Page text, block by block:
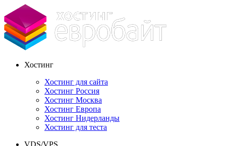
Хостинг
Хостинг для сайта
Хостинг Россия
Хостинг Москва
Хостинг Европа
Хостинг Нидерланды
Хостинг для теста
VDS/VPS